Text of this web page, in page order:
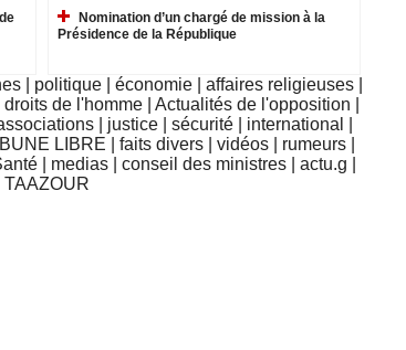
Nomination d’un chargé de mission à la
Présidence de la République
politique économie affaires religieuses
droits de l'homme Actualités de l'opposition
justice sécurité international
LIBRE faits divers vidéos rumeurs
medias conseil des ministres actu.g
TAAZOUR